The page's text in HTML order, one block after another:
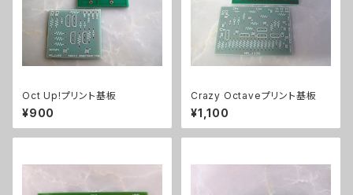
Oct Up!プリント基板
¥900
Crazy Octaveプリント基板
¥1,100